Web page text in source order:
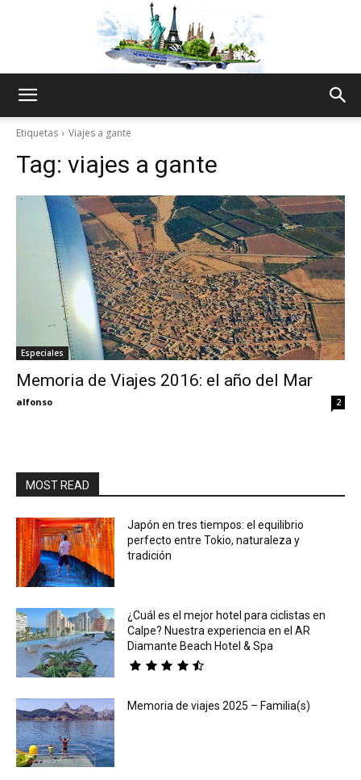
Thru
My
Etiquetas Viajes a gante
Tag: viajes a gante
Especiales
Memoria de Viajes 2016: el año del Mar
alfonso 2
MOST READ
Japón en tres tiempos: el equilibrio
perfecto entre Tokio, naturaleza y
tradición
¿Cuál es el mejor hotel para ciclistas en
Calpe? Nuestra experiencia en el AR
Diamante Beach Hotel & Spa
Memoria de viajes 2025 – Familia(s)